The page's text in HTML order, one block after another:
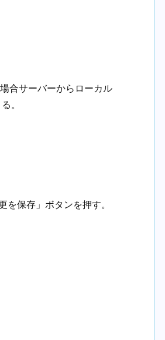
合サーバーからローカル
。
保存」ボタンを押す。